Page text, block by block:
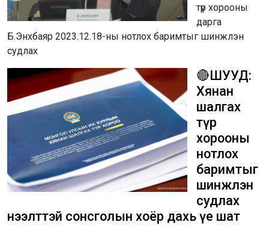
түр хорооны
дарга
Б.Энхбаяр 2023.12.18-ны нотлох баримтыг шинжлэн
судлах
🔴ШУУД:
Хянан
шалгах
түр
хорооны
нотлох
баримтыг
шинжлэн
судлах
нээлттэй сонсголын хоёр дахь үе шат